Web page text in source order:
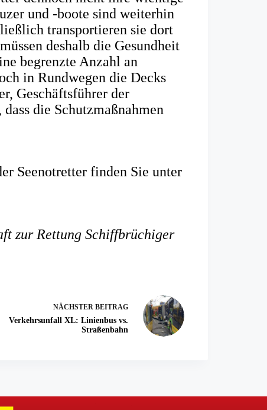
und -boote sind weiterhin
transportieren sie dort
deshalb die Gesundheit
begrenzte Anzahl an
in Rundwegen die Decks
Geschäftsführer der
die Schutzmaßnahmen
Seenotretter finden Sie unter
zur Rettung Schiffbrüchiger
NÄCHSTERBEITRAG
Verkehrsunfall XL: Linienbus vs.
Straßenbahn